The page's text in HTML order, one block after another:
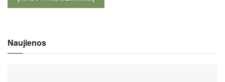
Naujienos